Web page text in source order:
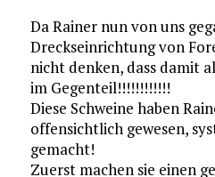
Da Rainer nun von uns
Dreckseinrichtung von
nicht denken, dass damit
im Gegenteil!!!!!!!!!!!!
Diese Schweine haben
offensichtlich gewesen,
gemacht!
Zuerst machen sie einen